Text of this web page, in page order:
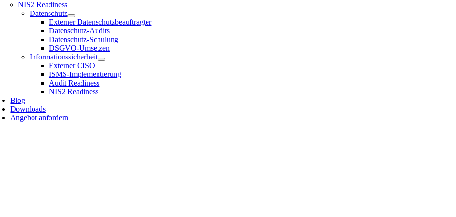
NIS2 Readiness
Datenschutz
Externer Datenschutzbeauftragter
Datenschutz-Audits
Datenschutz-Schulung
DSGVO-Umsetzen
Informationssicherheit
Externer CISO
ISMS-Implementierung
Audit Readiness
NIS2 Readiness
Blog
Downloads
Angebot anfordern